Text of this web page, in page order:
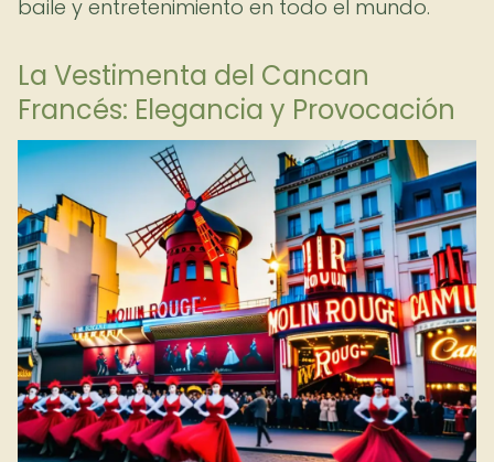
baile y entretenimiento en todo el mundo.
La Vestimenta del Cancan
Francés: Elegancia y Provocación